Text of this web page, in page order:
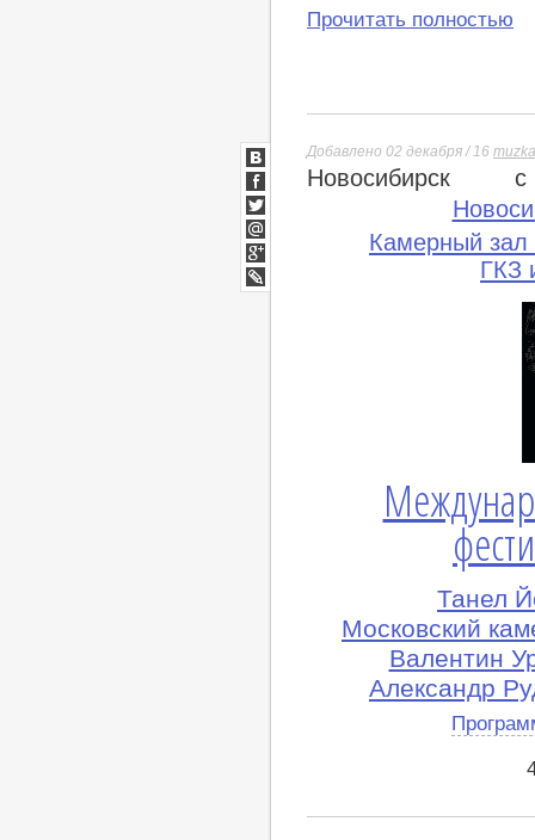
Прочитать полностью
Добавлено 02 декабря / 16
Новосибирск
с
Камерный зал
ГКЗ
Танел
Московский
Валентин
Александр
ВКонтакте
Facebook
Twitter
Мой
Мир
Google+
lj